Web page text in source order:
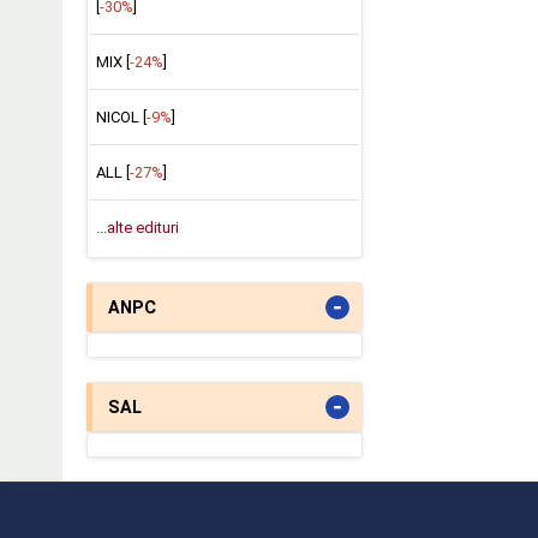
-30%
MIX [ -24%
NICOL [ -9%
ALL [ -27%
...alte edituri
ANPC -
SAL -